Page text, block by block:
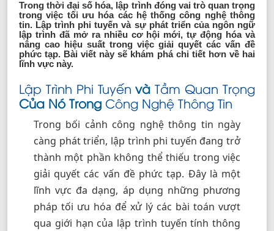
Trong thời đại số hóa, lập trình đóng vai trò quan trọng
trong việc tối ưu hóa các hệ thống công nghệ thông
tin. Lập trình phi tuyến và sự phát triển của ngôn ngữ
lập trình đã mở ra nhiều cơ hội mới, tự động hóa và
nâng cao hiệu suất trong việc giải quyết các vấn đề
phức tạp. Bài viết này sẽ khám phá chi tiết hơn về hai
lĩnh vực này.
Lập Trình Phi Tuyến vàTầm Quan Trọng
Của Nó Trong Công Nghệ Thông Tin
Trong bối cảnh công nghệ thông tin ngày
càng phát triển, lập trình phi tuyến đang trở
thành một phần không thể thiếu trong việc
giải quyết các vấn đề phức tạp. Đây là một
lĩnh vực đa dạng, áp dụng những phương
pháp tối ưu hóa để xử lý các bài toán vượt
qua giới hạn của lập trình tuyến tính thông